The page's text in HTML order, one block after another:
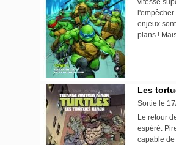
vitesse
enjeux
plans !
Les
Sortie le
Le retour
espéré.
capable de